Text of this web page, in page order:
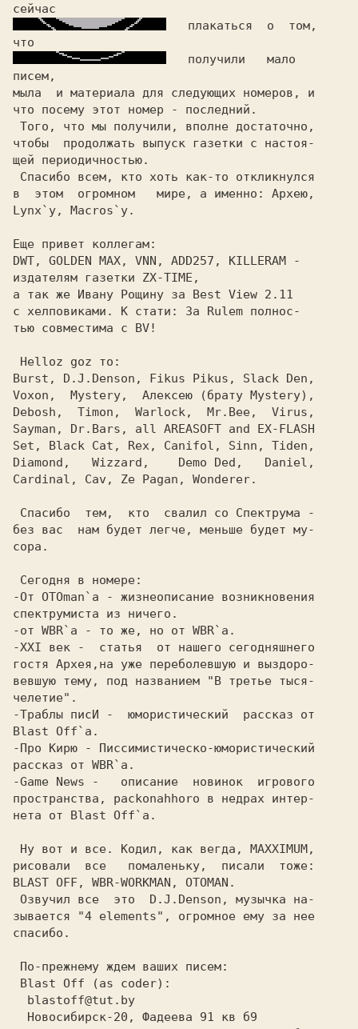
   плакаться  о  том,
   получили   мало
мыла  и материала для следующих номеров, и
чтобы  продолжать выпуск газетки с настоя-
щей периодичностью.
в  этом  огромном   мире, a именно: Apхею,
Lynx`у, Macros`у.
Еще привет коллегам:
DWT, GOLDEN MAX, VNN, ADD257, KILLERAM -
издателям газетки ZX-TIME,
a так же Ивану Рощину за Best View 2.11
с хелповикaми. К стати: 3a Rulem полнос-
тью совместима с BV!
Helloz goz то:
Burst, D.J.Denson, Fikus Pikus, Slack Den,
Voxon,  Mystery,  Алексею (брату Mystery),
Debosh,  Timon,  Warlock,  Mr.Bee,  Virus,
Sayman, Dr.Bars, all AREASOFT and EX-FLASH
Set, Black Cat, Rex, Canifol, Sinn, Tiden,
Diamond,   Wizzard,    Demo Ded,   Daniel,
Cardinal, Cav, Ze Pagan, Wonderer.
без вас  нам будет легче, меньше будет му-
сора.
Сегодня в номере:
-От OTOman`a - жизнеописание возникновения
-от WBR`a
-XXI век -  статья  от нашего сегодняшнего
гостя Архея,на уже пеpеболевшую и выздоpо-
вевшую тему, под названием "В третье тыся-
-Траблы писИ -  юмористический  рассказ от
-Про Киpю
- Писсимистическо-юмористический
-Game News
-   описание  новинок  игрового
пространства, packonahhoro в недрах интер-
нета от Blast Off`a.
рисовали  все   помаленьку,  писали  тоже:
зывается "4 elements", огромное ему за нее
спасибо.
Blast Off (as coder):
  blastoff@tut.by
  Новосибирск-20, Фадеева 91 кв б9